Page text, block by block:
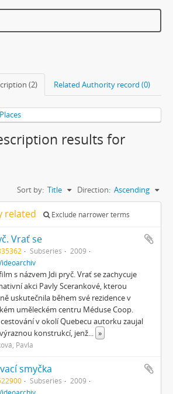
(2) Related Authority record (0)
Places
results for
Sort by: Title Direction: Ascending
related Exclude narrower terms
Vrať se
Subseries
2009
s názvem Jdi pryč. Vrať se zachycuje
akci Pavly Scerankové, kterou
uskutečnila během své rezidence v
uměleckém centru Méduse Coop.
v okolí Quebecu autorku zaujal
konstrukcí, jenž... »
Pavla
smyčka
Subseries
2009